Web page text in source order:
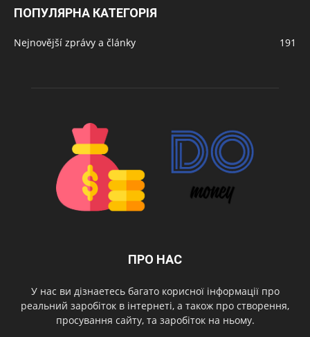
ПОПУЛЯРНА КАТЕГОРІЯ
Nejnovější zprávy a články 191
ПРО НАС
У нас ви дізнаетесь багато корисної інформації про
реальний заробіток в інтернеті, а також про створення,
просування сайту, та заробіток на ньому.